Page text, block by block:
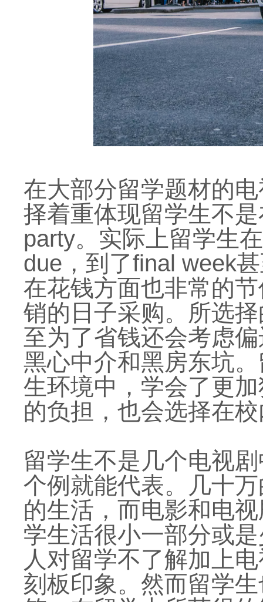
在大部分留学题材的
择着重体现留学生不
party。实际上留学生
due，到了final week
在花钱方面也非常的
销的日子采购。所选
至为了省钱还会考虑
黑心中介和黑房东坑
生环境中，学会了更
的负担，也会选择在
留学生不是几个电视
个例就能代表。几十
的生活，而电影和电
学生活很小一部分或
人对留学不了解加上
刻板印象。然而留学